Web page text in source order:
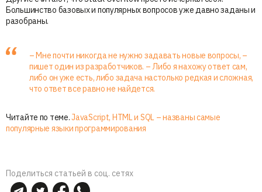
Большинство базовых и популярных вопросов уже давно заданы и
разобраны.
– Мне почти никогда не нужно задавать новые вопросы, –
пишет один из разработчиков. – Либо я нахожу ответ сам,
либо он уже есть, либо задача настолько редкая и сложная,
что ответ все равно не найдется.
Читайте по теме.JavaScript, HTML и SQL – названы самые
популярные языки программирования
Поделиться статьей в соц. сетях